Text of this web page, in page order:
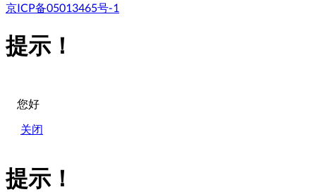
京ICP备05013465号-1
提示！
您好
关闭
提示！